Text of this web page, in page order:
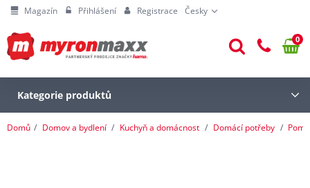
Magazín Přihlášení Registrace Česky
0
Kategorie produktů
Domů Domov a bydlení Kuchyň a domácnost Domácí potřeby